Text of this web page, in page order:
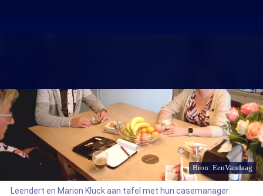
Bron: EenVandaag
Leendert en Marion Kluck aan tafel met hun casemanager